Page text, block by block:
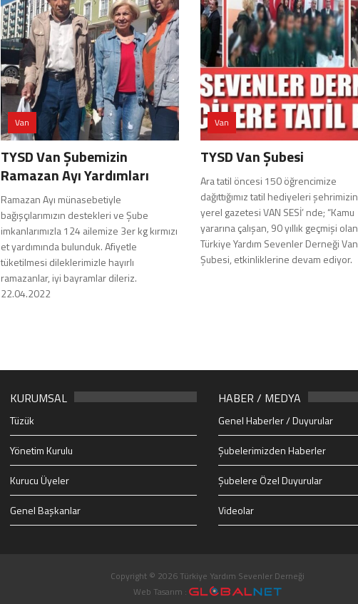
Van
TYSD Van Şubemizin
Ramazan Ayı Yardımları
Ramazan Ayı münasebetiyle
bağışçılarımızın destekleri ve Şube
imkanlarımızla 124 ailemize 3er kg kırmızı
et yardımında bulunduk. Afiyetle
tüketilmesi dileklerimizle hayırlı
ramazanlar, iyi bayramlar dileriz.
22.04.2022
Van
TYSD Van Şubesi
Ara tatil öncesi 150 öğrencimize
dağıttığımız tatil hediyeleri şehrimizin
yerel gazetesi VAN SESİ’ nde; “Kamu
yararına çalışan, 90 yıllık geçmişi olan
Türkiye Yardım Sevenler Derneği Van
Şubesi, etkinliklerine devam ediyor.
KURUMSAL
Tüzük
Yönetim Kurulu
Kurucu Üyeler
Genel Başkanlar
HABER / MEDYA
Genel Haberler / Duyurular
Şubelerimizden Haberler
Şubelere Özel Duyurular
Videolar
Copyright © 2026 Türkiye Yardım Sevenler Derneği
Web Tasarım :